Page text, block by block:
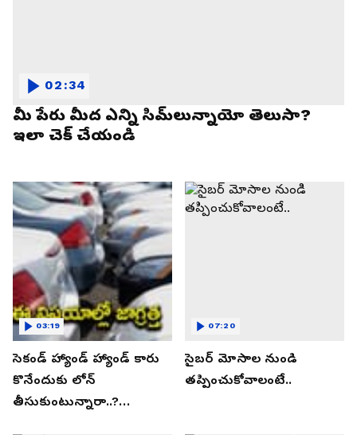
మీ పేరు మీద ఎన్ని సిమ్‌లున్నాయో తెలుసా?
ఇలా చెక్ చేయండి
02:34
సెకండ్ హ్యాండ్ హ్యాండ్ కారు
కొనేందుకు లోన్
తీసుకుంటున్నారా..?
03:19
సైబర్ మోసాల నుండి
తప్పించుకోవాలంటే..
07:20